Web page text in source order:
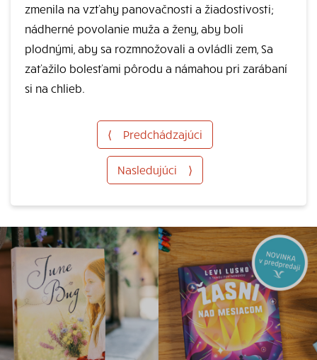
zmenila na vzťahy panovačnosti a žiadostivosti;
nádherné povolanie muža a ženy, aby boli
plodnými, aby sa rozmnožovali a ovládli zem, Sa
zaťažilo bolesťami pôrodu a námahou pri zarábaní
si na chlieb.
⟨ Predchádzajúci
Nasledujúci ⟩